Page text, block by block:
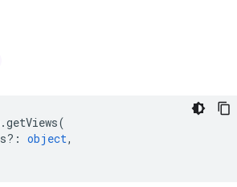
.getViews(
: object,